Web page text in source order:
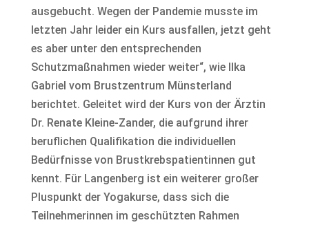
ausgebucht. Wegen der Pandemie musste im
letzten Jahr leider ein Kurs ausfallen, jetzt geht
es aber unter den entsprechenden
Schutzmaßnahmen wieder weiter“, wie Ilka
Gabriel vom Brustzentrum Münsterland
berichtet. Geleitet wird der Kurs von der Ärztin
Dr. Renate Kleine-Zander, die aufgrund ihrer
beruflichen Qualifikation die individuellen
Bedürfnisse von Brustkrebspatientinnen gut
kennt. Für Langenberg ist ein weiterer großer
Pluspunkt der Yogakurse, dass sich die
Teilnehmerinnen im geschützten Rahmen